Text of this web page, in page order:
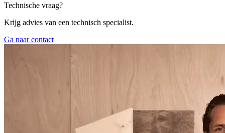
Technische vraag?
Krijg advies van een technisch specialist.
Ga naar contact